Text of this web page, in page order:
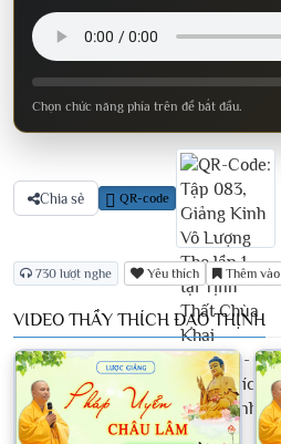
Chọn chức năng phía trên để bắt đầu.
Chia sẻ QR-code
730 lượt nghe Yêu thích Thêm vào
VIDEO THẦY THÍCH ĐẠO THỊNH